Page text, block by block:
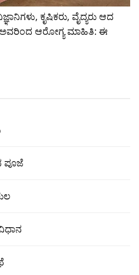
ಕೃಷಿಕರು, ವೈದ್ಯರು ಆದ
ಆರೋಗ್ಯ ಮಾಹಿತಿ: ಈ
ಪೂಜೆ